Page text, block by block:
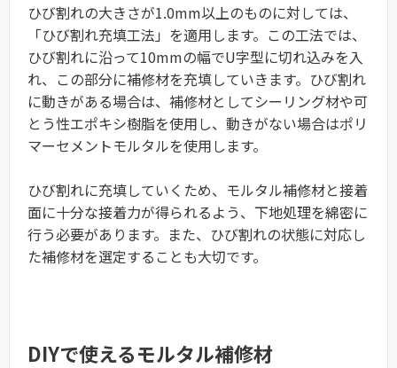
ひび割れの大きさが1.0mm以上のものに対しては、
「ひび割れ充填工法」を適用します。この工法では、
ひび割れに沿って10mmの幅でU字型に切れ込みを入
れ、この部分に補修材を充填していきます。ひび割れ
に動きがある場合は、補修材としてシーリング材や可
とう性エポキシ樹脂を使用し、動きがない場合はポリ
マーセメントモルタルを使用します。
ひび割れに充填していくため、モルタル補修材と接着
面に十分な接着力が得られるよう、下地処理を綿密に
行う必要があります。また、ひび割れの状態に対応し
た補修材を選定することも大切です。
DIYで使えるモルタル補修材